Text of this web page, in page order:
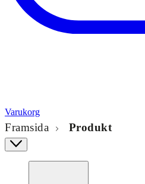
Varukorg
Framsida Produkt